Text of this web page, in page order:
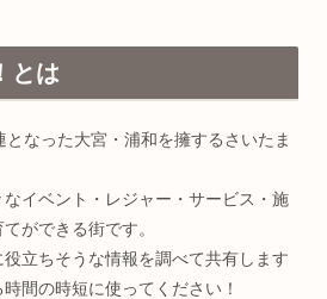
とは
なった大宮・浦和を擁するさいたま
イベント・レジャー・サービス・施
ができる街です。
立ちそうな情報を調べて共有します
間の時短に使ってください！